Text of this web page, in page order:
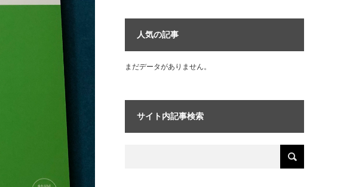
人気の記事
まだデータがありません。
サイト内記事検索